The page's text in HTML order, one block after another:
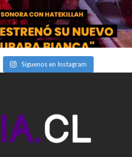
Síguenos en Instagram